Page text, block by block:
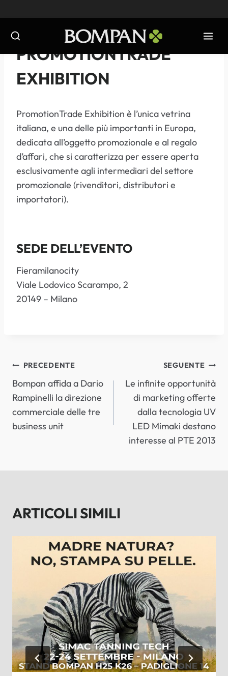
al
contenuto
EVENTI
PROMOTIONTRADE
EXHIBITION
PromotionTrade Exhibition è l’unica vetrina
italiana, e una delle più importanti in Europa,
dedicata all’oggetto promozionale e al regalo
d’affari, che si caratterizza per essere aperta
esclusivamente agli intermediari del settore
promozionale (rivenditori, distributori e
importatori).
SEDE DELL’EVENTO
Fieramilanocity
Viale Lodovico Scarampo, 2
20149 – Milano
NAVIGAZIONE
ARTICOLI
PRECEDENTE
Bompan affida a Dario
Rampinelli la direzione
commerciale delle tre
business unit
SEGUENTE
Le infinite opportunità
di marketing offerte
dalla tecnologia UV
LED Mimaki destano
interesse al PTE 2013
ARTICOLI SIMILI